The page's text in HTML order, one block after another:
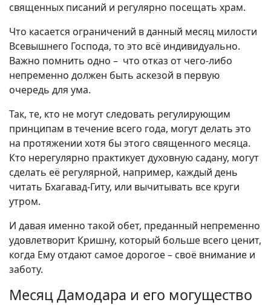
священных писаний и регулярно посещать храм.
Что касается ограничений в данный месяц милости
Всевышнего Господа, то это всё индивидуально.
Важно помнить одно – что отказ от чего-либо
непременно должен быть аскезой в первую
очередь для ума.
Так, те, кто не могут следовать регулирующим
принципам в течение всего года, могут делать это
на протяжении хотя бы этого священного месяца.
Кто нерегулярно практикует духовную садану, могут
сделать её регулярной, например, каждый день
читать Бхагавад-Гиту, или вычитывать все круги
утром.
И давая именно такой обет, преданный непременно
удовлетворит Кришну, который больше всего ценит,
когда Ему отдают самое дорогое – своё внимание и
заботу.
Месяц Дамодара и его могущество